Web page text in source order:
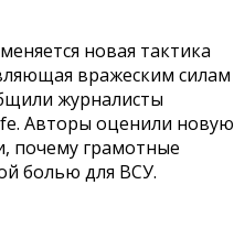
новая тактика
вражеским силам
журналисты
Авторы оценили новую
почему грамотные
болью для ВСУ.